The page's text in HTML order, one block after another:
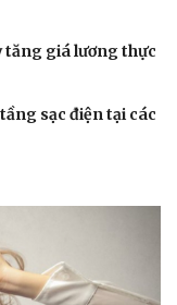
tăng giá lương thực
sạc điện tại các